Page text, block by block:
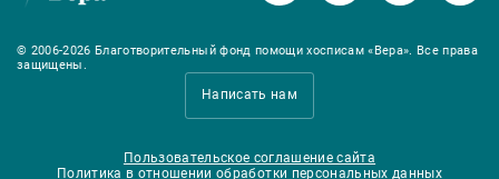
© 2006-2026 Благотворительный фонд помощи хосписам «Вера». Все права
защищены.
Написать нам
Пользовательское соглашение сайта
Политика в отношении обработки персональных данных